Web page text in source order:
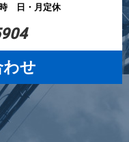
時 日・月定休
わせ